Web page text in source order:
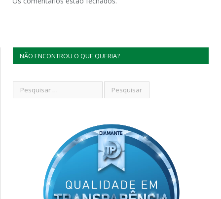
NÃO ENCONTROU O QUE QUERIA?